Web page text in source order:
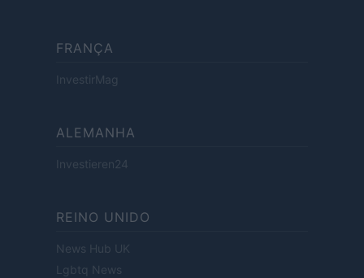
FRANÇA
InvestirMag
ALEMANHA
Investieren24
REINO UNIDO
News Hub UK
Lgbtq News